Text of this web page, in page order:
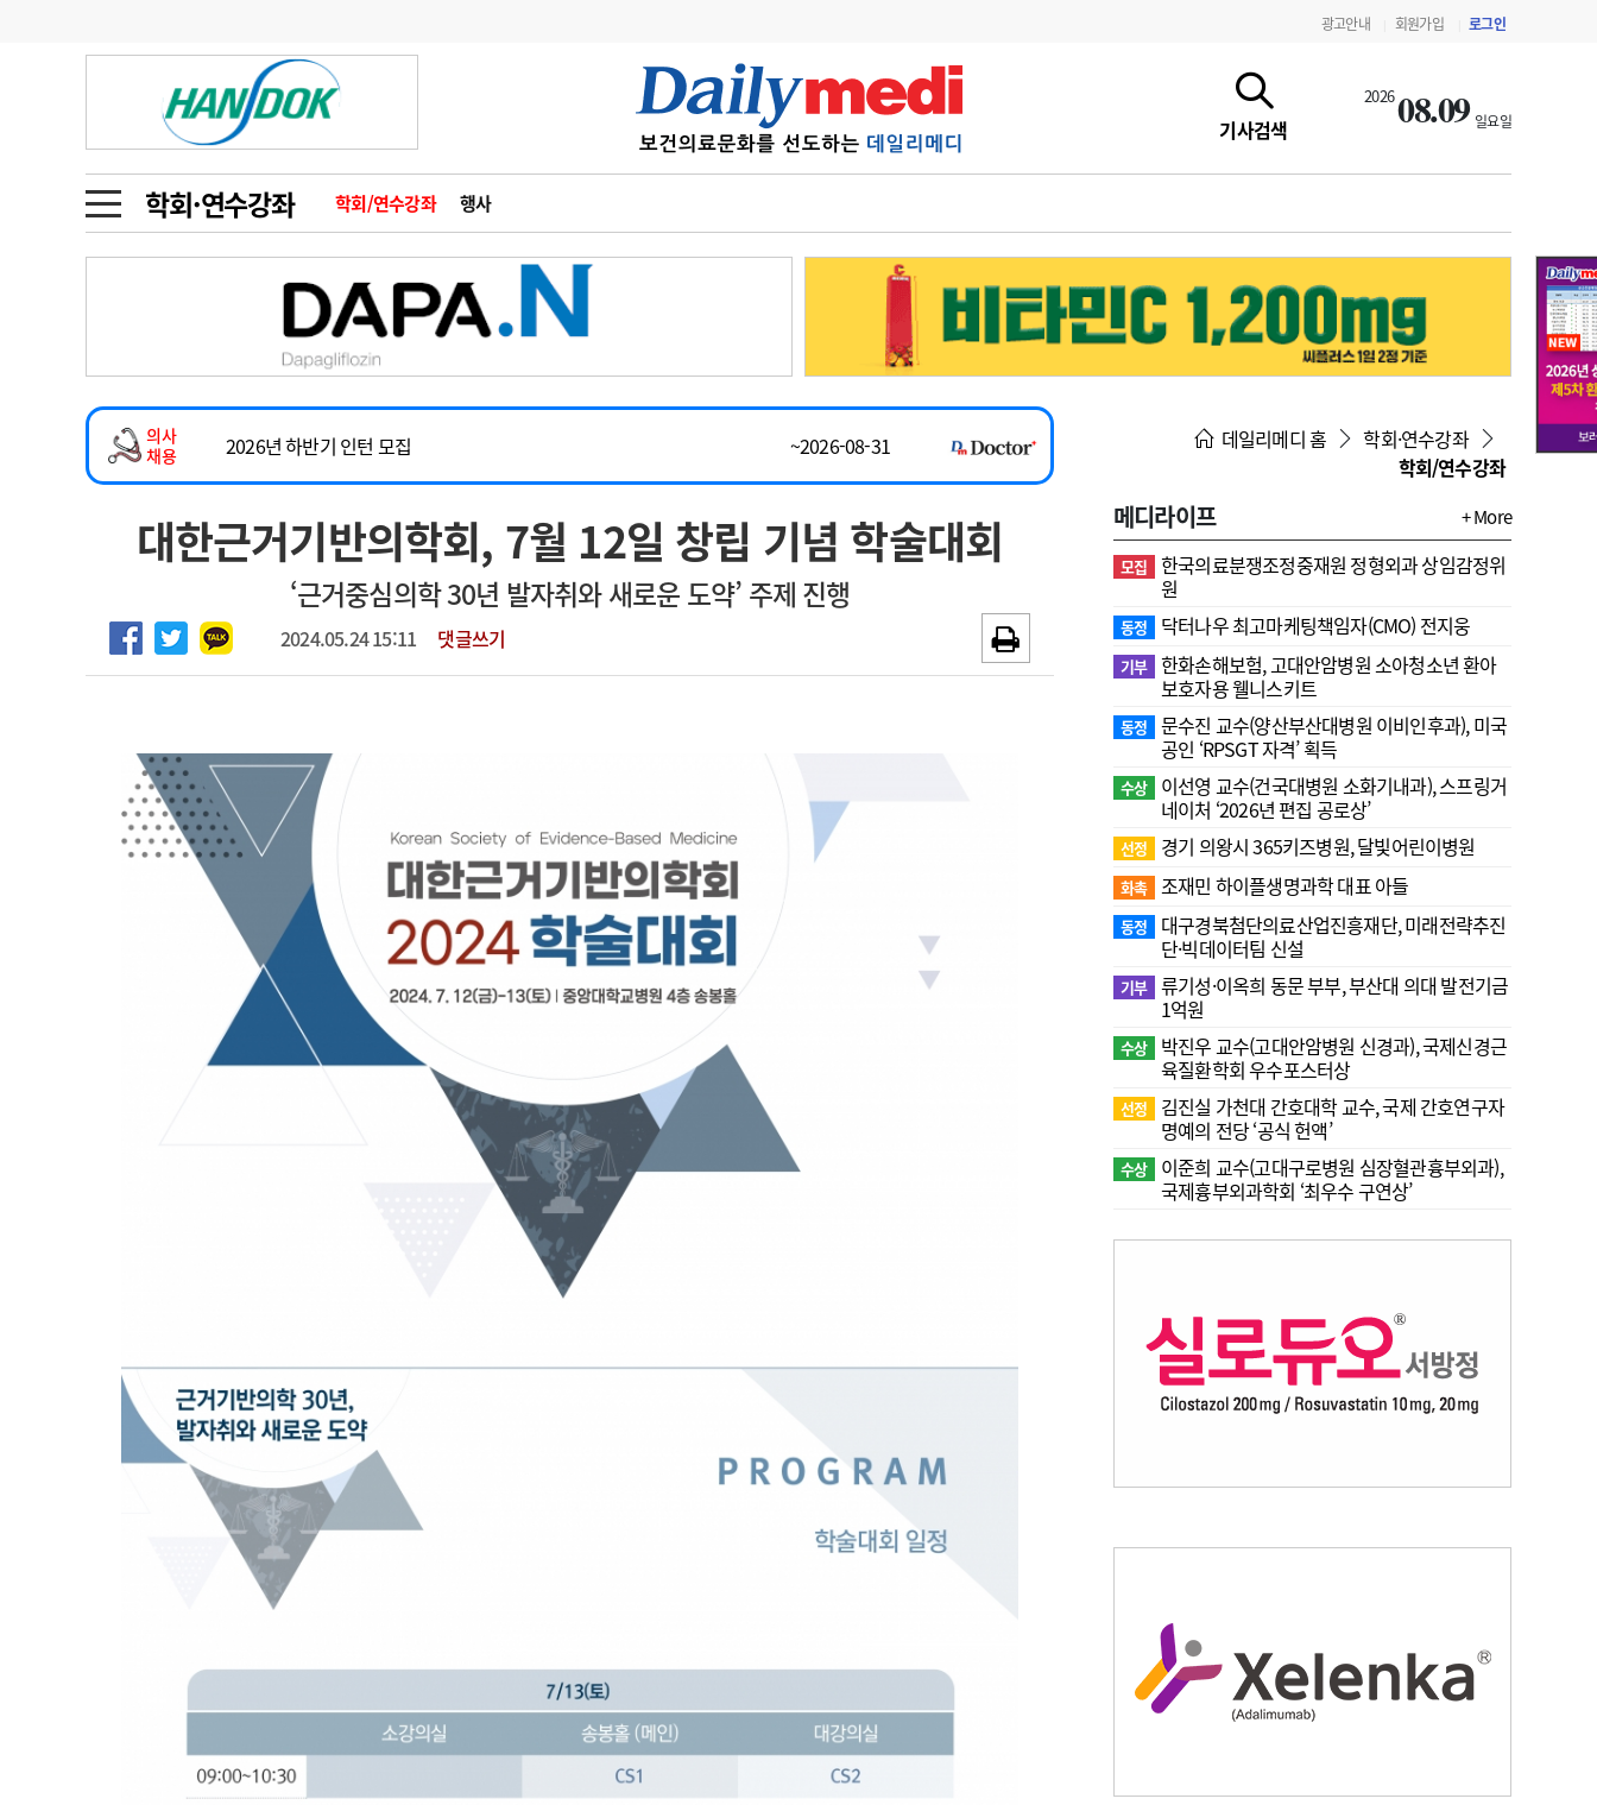
광고안내 회원가입 로그인
기사검색
202608.09 일요일
학회·연수강좌 학회/연수강좌 행사
금주의 검색어
1
의사인력 수급 추계
2
성분명 처방
3
AI의료
4
전공의 모집 결과
6
관리급여 실시
지필공 지원책
수련환경 개선
의과대학 입시
인사 사고
오피니언 수첩
인물 초대석 피플
동영상뉴스
포토뉴스
메디 Hospital 지역병원 중소병원
인포메이션 행정처분 정책/통계 공시 지침·기준·평가 약제급여 심사 결과
고객센터 회사소개 법적고지 광고안내
의사
채용
2026년 하반기 인턴 모집
마취통증의학과 임기제 임상의사 채용
채용시까지
소아청소년과(소아응급전담) 계약직 의사 공개채용
채용시까지
계약직(응급의학과 전문의) 직원모집
채용시까지
2026년 하반기 인턴 모집
~2026-08-31
마취통증의학과 임기제 임상의사 채용
채용시까지
대한근거기반의학회, 7월 12일 창립 기념 학술대회
‘근거중심의학 30년 발자취와 새로운 도약’ 주제 진행
2024.05.24 15:11 댓글쓰기
데일리메디 홈
학회·연수강좌
학회/연수강좌
메디라이프 + More
모집
한국의료분쟁조정중재원 정형외과 상임감정위
원
동정 닥터나우 최고마케팅책임자(CMO) 전지웅
기부 한화손해보험, 고대안암병원 소아청소년 환아
보호자용 웰니스키트
동정
문수진 교수( 양산부산대병원 이비인후과), 미국
공인 ‘RPSGT 자격’ 획득
수상
이선영 교수(건국대병원 소화기내과), 스프링거
네이처 ‘2026년 편집 공로상’
선정 경기 의왕시 365키즈병원, 달빛어린이병원
화촉 조재민 하이플생명과학 대표 아들
동정
대구경북첨단의료산업진흥재단, 미래전략추진
단·빅데이터팀 신설
기부 류기성·이옥희 동문 부부, 부산대 의대 발전기금
1억원
수상
박진우 교수(고대안암병원 신경과), 국제신경근
육질환학회 우수포스터상
선정
김진실 가천대 간호대학 교수, 국제 간호연구자
명예의 전당 ‘공식 헌액’
수상
이준희 교수(고대구로병원 심장혈관흉부외과),
국제흉부외과학회 ‘최우수 구연상’